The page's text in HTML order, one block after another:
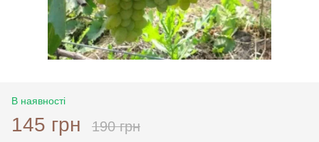
В наявності
145 грн 190 грн